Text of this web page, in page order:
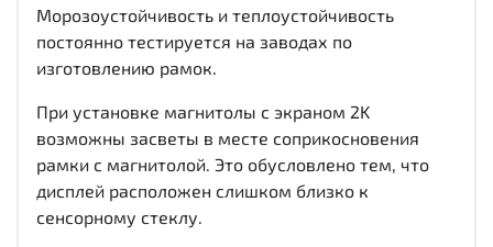
Морозоустойчивость и теплоустойчивость
постоянно тестируется на заводах по
изготовлению рамок.
При установке магнитолы с экраном 2K
возможны засветы в месте соприкосновения
рамки с магнитолой. Это обусловлено тем, что
дисплей расположен слишком близко к
сенсорному стеклу.